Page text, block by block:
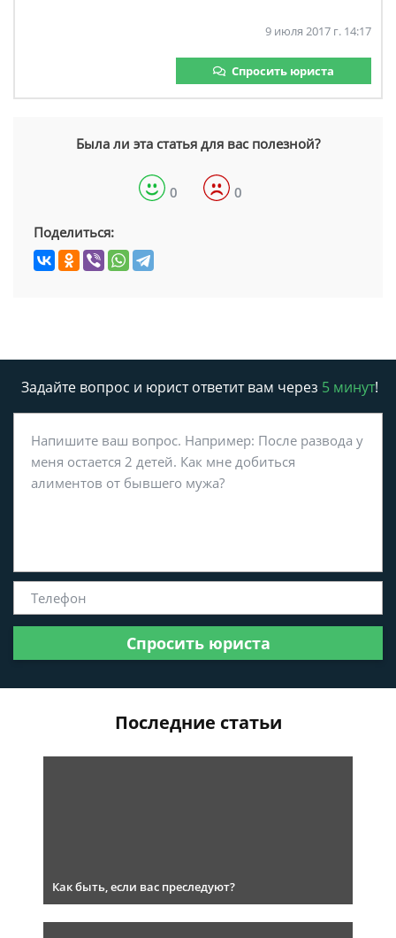
9 июля 2017 г. 14:17
Спросить юриста
Была ли эта статья для вас полезной?
0 0
Поделиться:
Задайте вопрос и юрист ответит вам через 5 минут!
Спросить юриста
Последние статьи
Как быть, если вас преследуют?